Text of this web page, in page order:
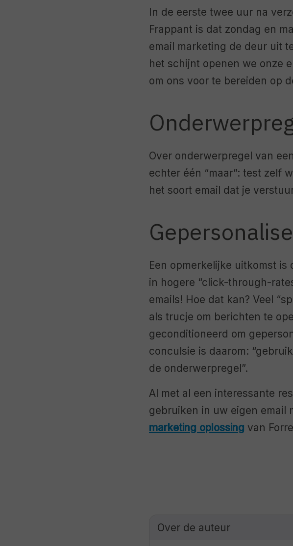
In de eerste twee uur na
Frappant is dat zondag en
email marketing de deur uit
het schijnt openen we onze
om ons voor te bereiden op
Over onderwerpregel van
echter één “maar”: test zelf
het soort email dat je
Een opmerkelijke uitkomst
in hogere “click-through-
emails! Hoe dat kan? Veel
als trucje om berichten te
geconditioneerd om
conculsie is daarom:
de onderwerpregel”.
Al met al een interessante
gebruiken in uw eigen email
marketing oplossing van
Over de auteur